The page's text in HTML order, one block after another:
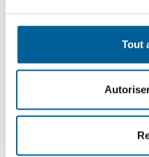
Tout
DÉCHETS MAL
déchets débordent : un
d’environnement et de
DÉPLOIEMENT DES
reçu vos rouleaux de sacs